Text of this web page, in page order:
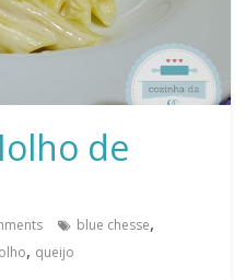
de
blue chesse,
, queijo